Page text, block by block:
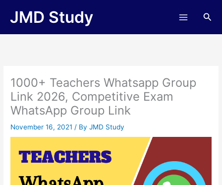
JMD Study
1000+ Teachers Whatsapp Group
Link 2026, Competitive Exam
WhatsApp Group Link
November 16, 2021/ ByJMD Study